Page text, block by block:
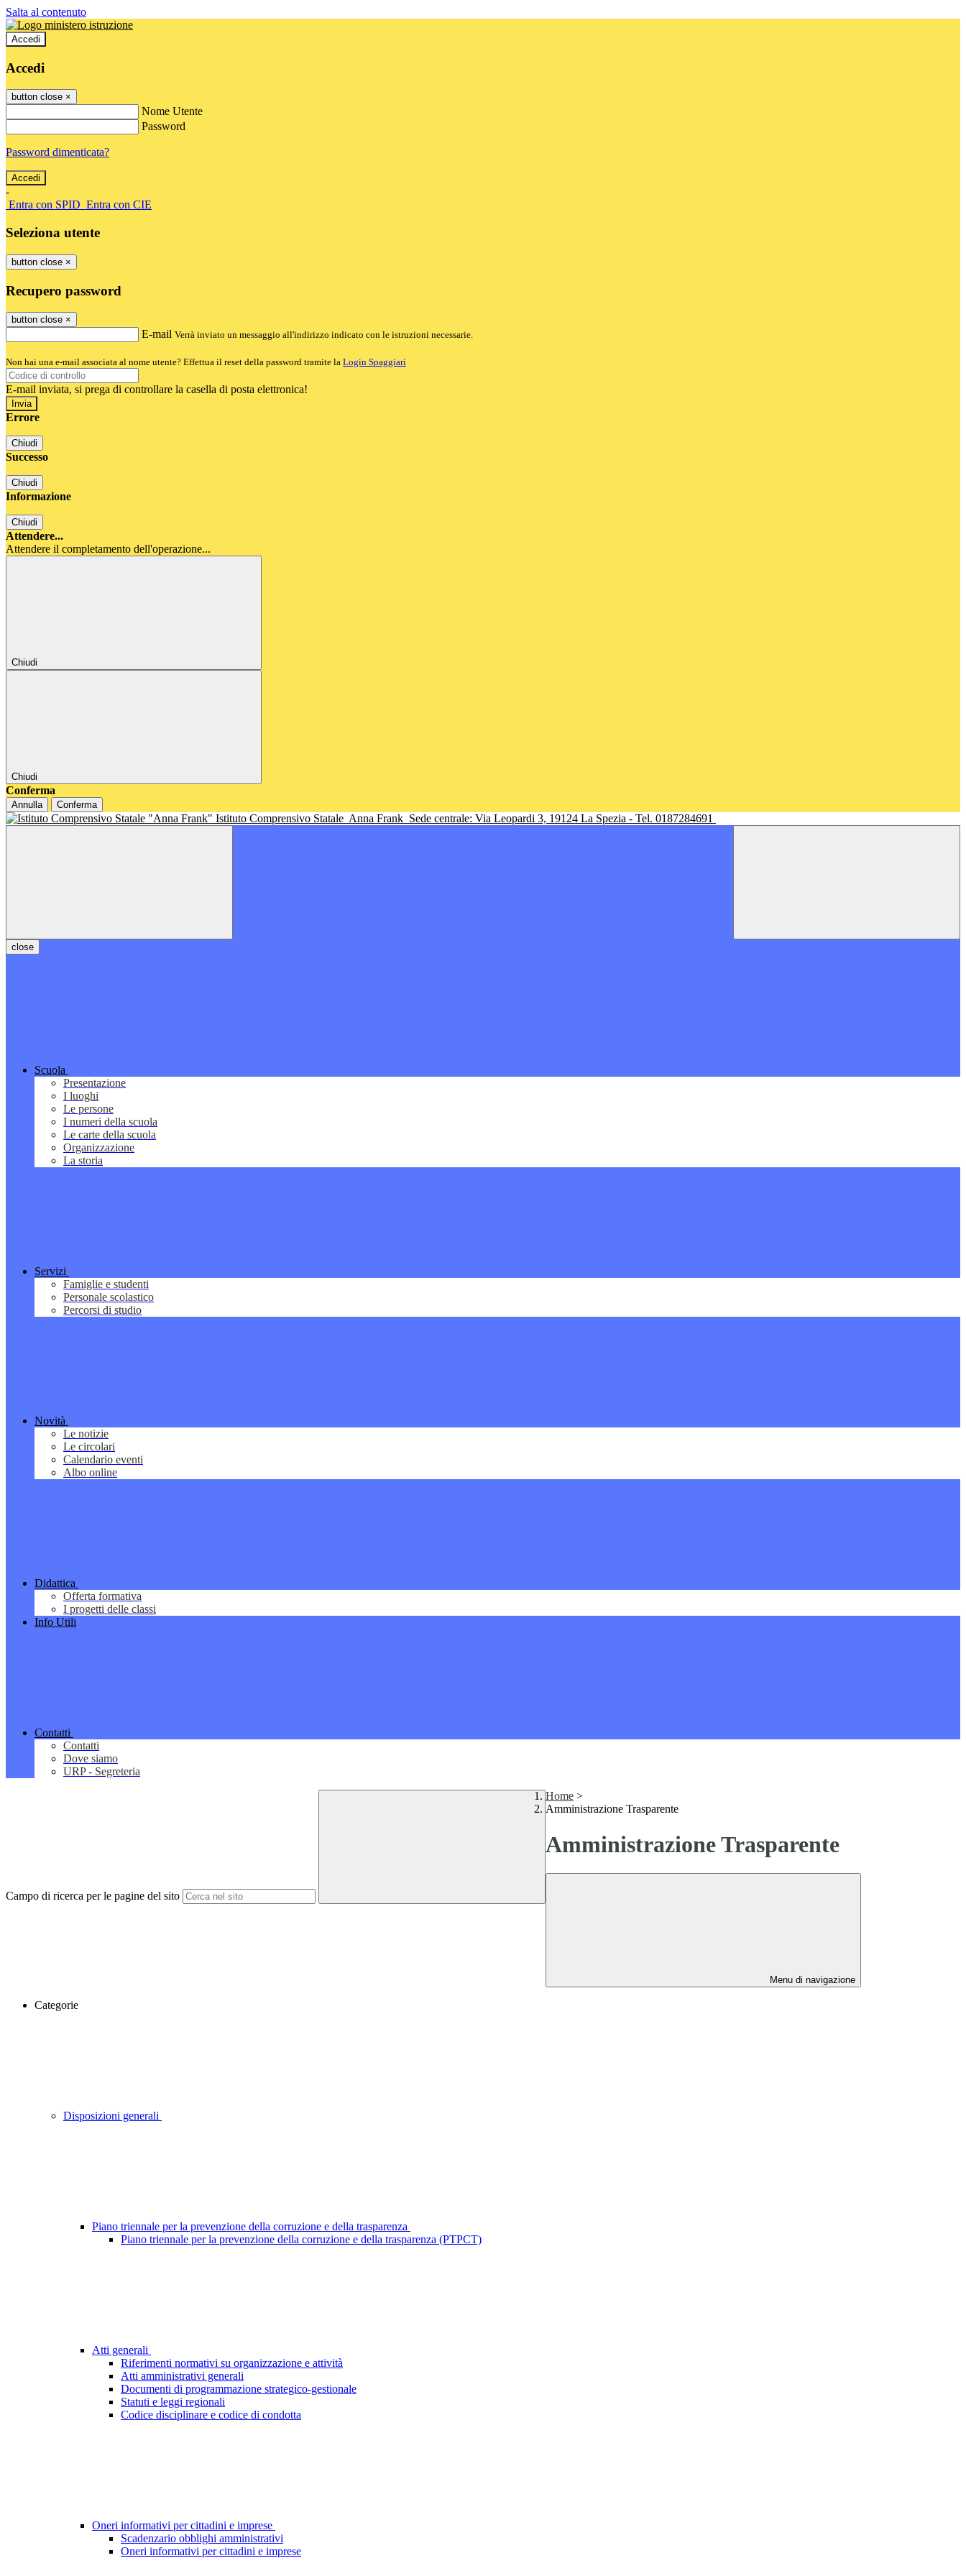
Salta al contenuto
Accedi
Accedi
button close ×
Nome Utente
Password
Password dimenticata?
-
Entra con SPID Entra con CIE
Seleziona utente
button close ×
Recupero password
button close ×
E-mail Verrà inviato un messaggio all'indirizzo indicato con le istruzioni necessarie.
Non hai una e-mail associata al nome utente? Effettua il reset della password tramite la Login Spaggiari
E-mail inviata, si prega di controllare la casella di posta elettronica!
Errore
Chiudi
Successo
Chiudi
Informazione
Chiudi
Attendere...
Attendere il completamento dell'operazione...
Chiudi
Chiudi
Conferma
Annulla Conferma
Istituto Comprensivo Statale Anna Frank Sede centrale: Via Leopardi 3, 19124 La Spezia - Tel. 0187284691
close
Scuola
Presentazione
I luoghi
Le persone
I numeri della scuola
Le carte della scuola
Organizzazione
La storia
Servizi
Famiglie e studenti
Personale scolastico
Percorsi di studio
Novità
Le notizie
Le circolari
Calendario eventi
Albo online
Didattica
Offerta formativa
I progetti delle classi
Info Utili
Contatti
Contatti
Dove siamo
URP - Segreteria
Campo di ricerca per le pagine del sito
Home >
Amministrazione Trasparente
Amministrazione Trasparente
Menu di navigazione
Categorie
Disposizioni generali
Piano triennale per la prevenzione della corruzione e della trasparenza
Piano triennale per la prevenzione della corruzione e della trasparenza (PTPCT)
Atti generali
Riferimenti normativi su organizzazione e attività
Atti amministrativi generali
Documenti di programmazione strategico-gestionale
Statuti e leggi regionali
Codice disciplinare e codice di condotta
Oneri informativi per cittadini e imprese
Scadenzario obblighi amministrativi
Oneri informativi per cittadini e imprese